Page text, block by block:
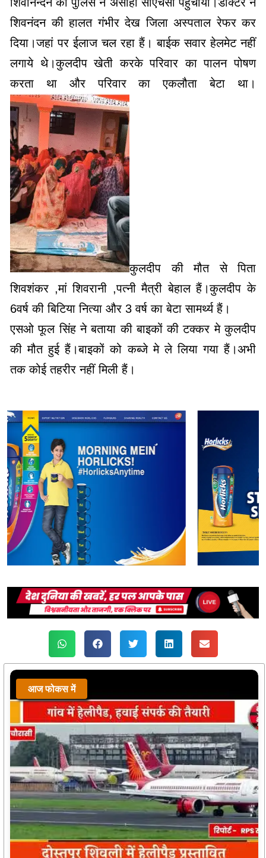
शिवनंदन की हालत गंभीर देख जिला अस्पताल रेफर कर
दिया।जहां पर ईलाज चल रहा हैं। बाईक सवार हेलमेट नहीं
लगाये थे।कुलदीप खेती करके परिवार का पालन पोषण
करता था और परिवार का एकलौता बेटा था।
कुलदीप की मौत से पिता
शिवशंकर ,मां शिवरानी ,पत्नी मैत्री बेहाल हैं।कुलदीप के
6वर्ष की बिटिया नित्या और 3 वर्ष का बेटा सामर्थ्य हैं।
एसओ फूल सिंह ने बताया की बाइकों की टक्कर मे कुलदीप
की मौत हुई हैं।बाइकों को कब्जे मे ले लिया गया हैं।अभी
तक कोई तहरीर नहीं मिली हैं।
आज फोकस में